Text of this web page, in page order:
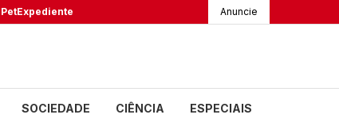
PetExpediente Anuncie
SOCIEDADE CIÊNCIA ESPECIAIS